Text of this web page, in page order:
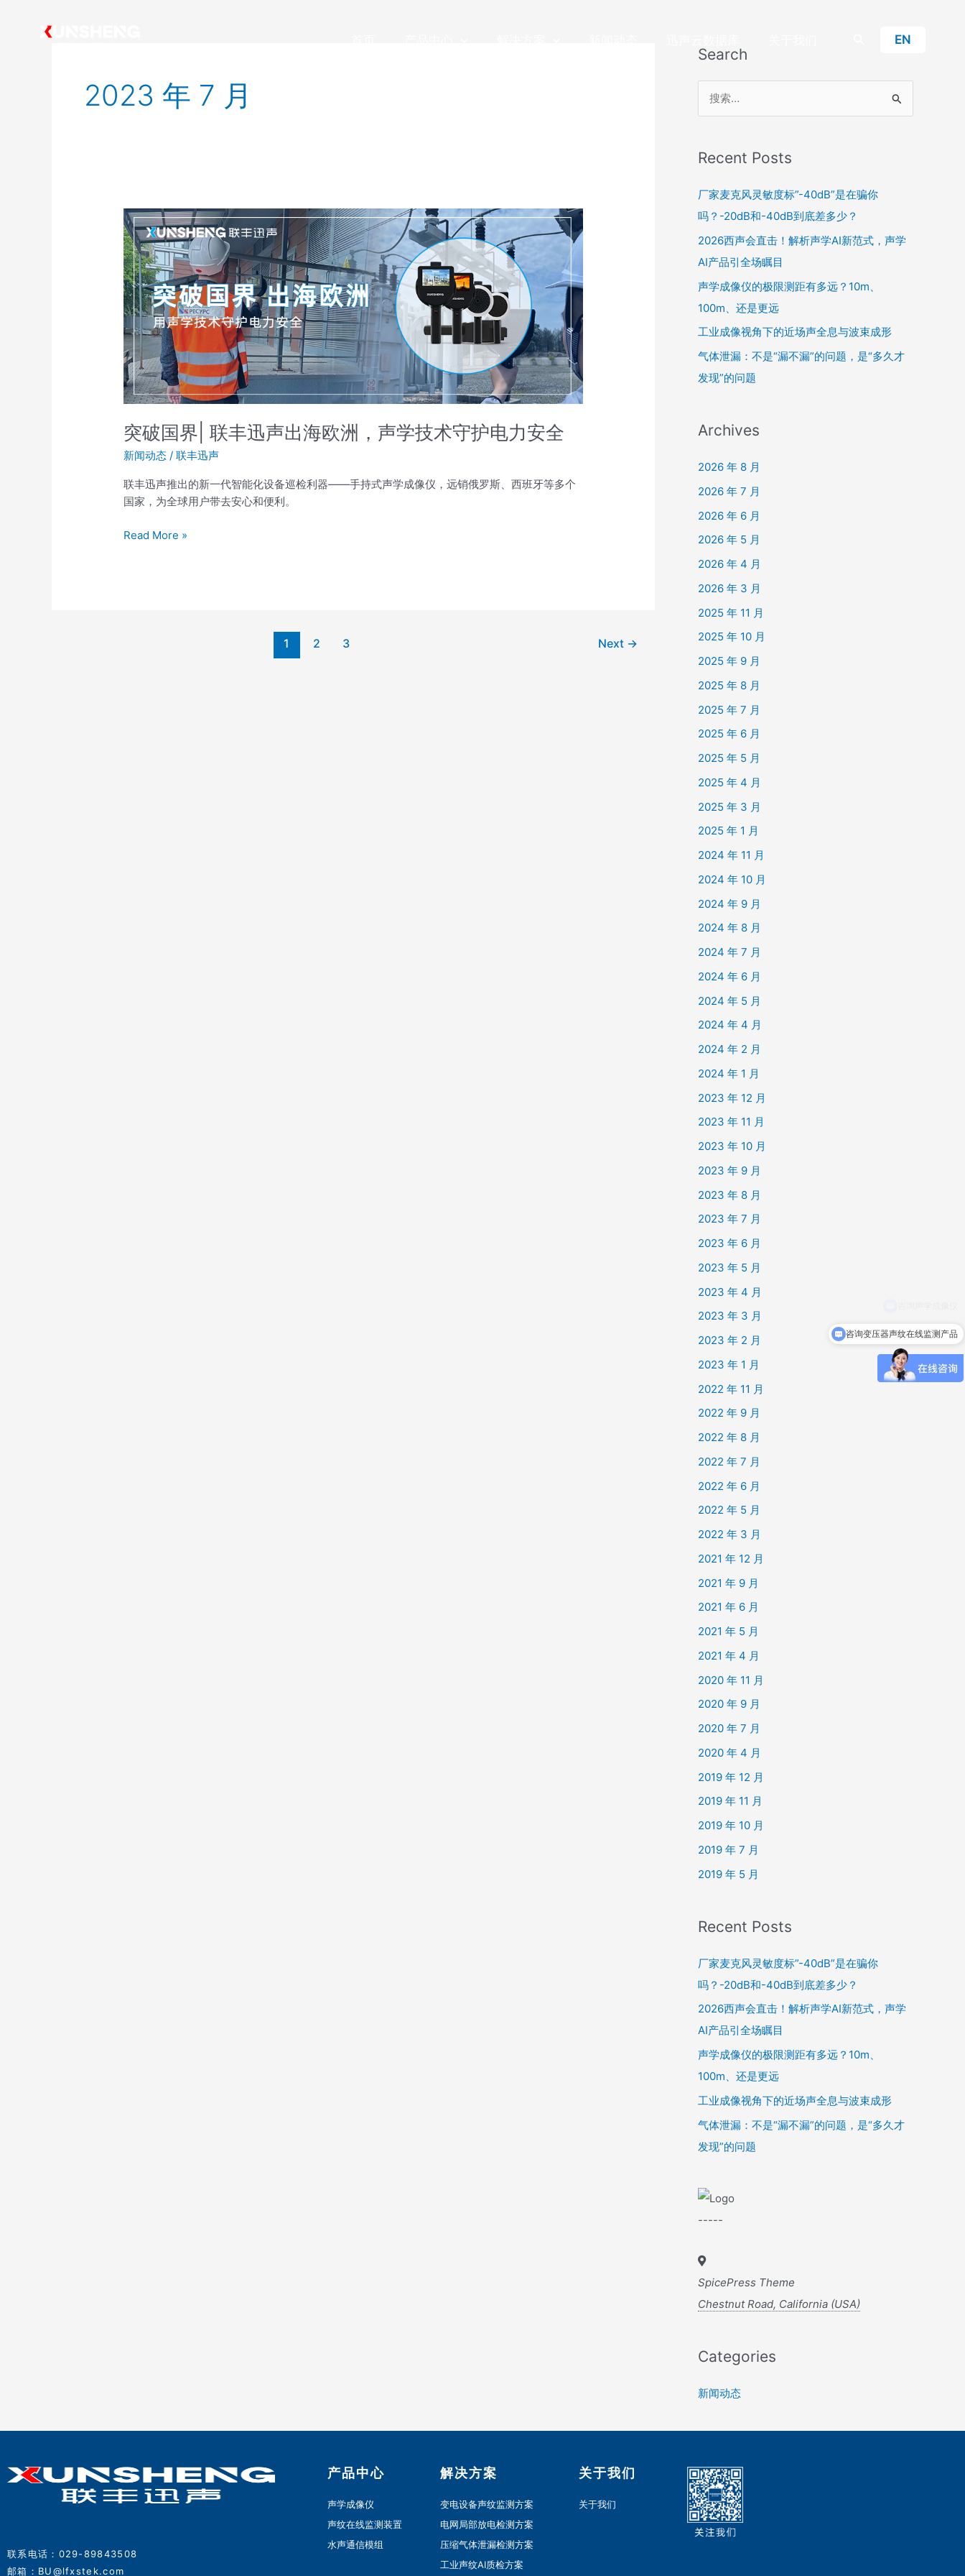
EN
2023 年 7 月
突破国界| 联丰迅声出海欧洲，声学技术守护电力安全
新闻动态 /联丰迅声
联丰迅声推出的新一代智能化设备巡检利器——手持式声学成像仪，远销俄罗斯、西班牙等多个
国家，为全球用户带去安心和便利。
突
破
国
界|
联
丰
迅
声
出
海
欧
洲，
声
学
技
守
护
力
Read More »
pagination
1 2 3 Next →
Search
Recent Posts
厂家麦克风灵敏度标”-40dB”是在骗你
吗？-20dB和-40dB到底差多少？
2026西声会直击！解析声学AI新范式，声学
AI产品引全场瞩目
声学成像仪的极限测距有多远？10m、
100m、还是更远
工业成像视角下的近场声全息与波束成形
气体泄漏：不是“漏不漏”的问题，是“多久才
发现”的问题
Archives
2026 年 8 月
2026 年 7 月
2026 年 6 月
2026 年 5 月
2026 年 4 月
2026 年 3 月
2025 年 11 月
2025 年 10 月
2025 年 9 月
2025 年 8 月
2025 年 7 月
2025 年 6 月
2025 年 5 月
2025 年 4 月
2025 年 3 月
2025 年 1 月
2024 年 11 月
2024 年 10 月
2024 年 9 月
2024 年 8 月
2024 年 7 月
2024 年 6 月
2024 年 5 月
2024 年 4 月
2024 年 2 月
2024 年 1 月
2023 年 12 月
2023 年 11 月
2023 年 10 月
2023 年 9 月
2023 年 8 月
2023 年 7 月
2023 年 6 月
2023 年 5 月
2023 年 4 月
2023 年 3 月
2023 年 2 月
2023 年 1 月
2022 年 11 月
2022 年 9 月
2022 年 8 月
2022 年 7 月
2022 年 6 月
2022 年 5 月
2022 年 3 月
2021 年 12 月
2021 年 9 月
2021 年 6 月
2021 年 5 月
2021 年 4 月
2020 年 11 月
2020 年 9 月
2020 年 7 月
2020 年 4 月
2019 年 12 月
2019 年 11 月
2019 年 10 月
2019 年 7 月
2019 年 5 月
Recent Posts
厂家麦克风灵敏度标”-40dB”是在骗你
吗？-20dB和-40dB到底差多少？
2026西声会直击！解析声学AI新范式，声学
AI产品引全场瞩目
声学成像仪的极限测距有多远？10m、
100m、还是更远
工业成像视角下的近场声全息与波束成形
气体泄漏：不是“漏不漏”的问题，是“多久才
发现”的问题
-----
SpicePress Theme
Chestnut Road, California (USA)
Categories
新闻动态
联系电话：029-89843508
邮箱：BU@lfxstek.com
产品中心
声学成像仪
声纹在线监测装置
水声通信模组
解决方案
变电设备声纹监测方案
电网局部放电检测方案
压缩气体泄漏检测方案
工业声纹AI质检方案
关于我们
关于我们
咨询变压器声纹在线监测产品